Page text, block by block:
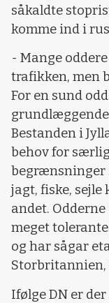
såkaldte
komme ind i
- Mange
trafikken, men
For en sund
Bestanden i
behov for
begrænsninger
jagt, fiske, sejle
andet.
meget
og har sågar
Storbritannien,
Ifølge DN er